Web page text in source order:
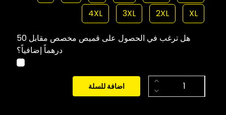
XL
2XL
3XL
4XL
هل ترغب في الحصول على قميص مخصص مقابل 50
درهماً إضافياً؟
اضافة للسلة